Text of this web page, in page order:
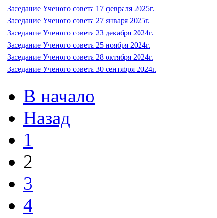
Заседание Ученого совета 17 февраля 2025г.
Заседание Ученого совета 27 января 2025г.
Заседание Ученого совета 23 декабря 2024г.
Заседание Ученого совета 25 ноября 2024г.
Заседание Ученого совета 28 октября 2024г.
Заседание Ученого совета 30 сентября 2024г.
В начало
Назад
1
2
3
4